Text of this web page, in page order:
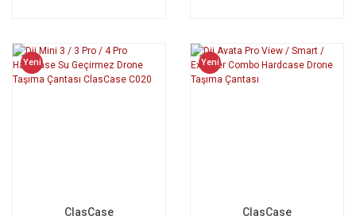
Yeni
ClasCase
Yeni
ClasCase